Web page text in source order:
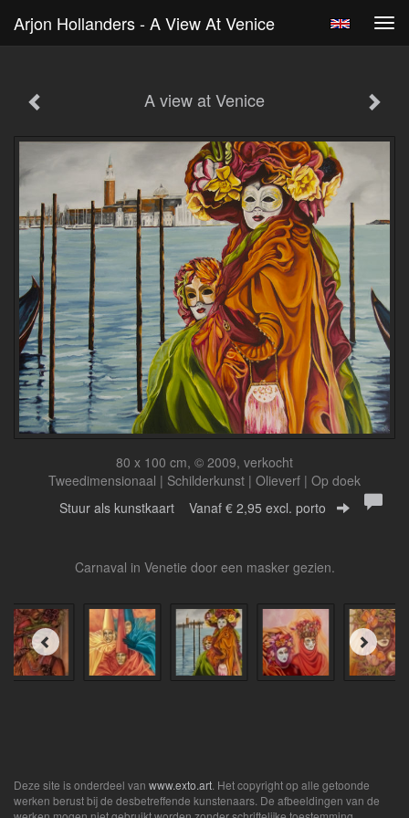
Arjon Hollanders - A View At Venice
A view at Venice
80 x 100 cm, © 2009, verkocht
Tweedimensionaal | Schilderkunst | Olieverf | Op doek
Stuur als kunstkaart Vanaf € 2,95 excl. porto
Carnaval in Venetie door een masker gezien.
Deze site is onderdeel van www.exto.art . Het copyright op alle getoonde
werken berust bij de desbetreffende kunstenaars. De afbeeldingen van de